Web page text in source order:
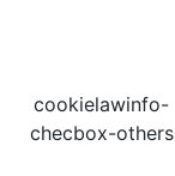
cookielawinfo-
checbox-others